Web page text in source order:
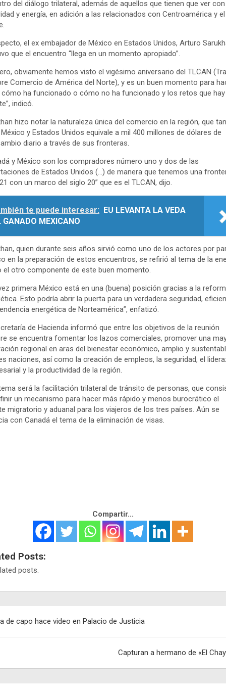
del diálogo trilateral, además de aquellos que tienen que ver con
y energía, en adición a las relacionados con Centroamérica y el
el ex embajador de México en Estados Unidos, Arturo
que el encuentro “llega en un momento apropiado”.
obviamente hemos visto el vigésimo aniversario del TLCAN
Comercio de América del Norte), y es un buen momento para
ha funcionado o cómo no ha funcionado y los retos que
indicó.
hizo notar la naturaleza única del comercio en la región, que
y Estados Unidos equivale a mil 400 millones de dólares de
diario a través de sus fronteras.
y México son los compradores número uno y dos de las
de Estados Unidos (…) de manera que tenemos una
con un marco del siglo 20” que es el TLCAN, dijo.
te puede interesar: EU LEVANTA LA VEDA
GANADO MEXICANO
quien durante seis años sirvió como uno de los actores por
en la preparación de estos encuentros, se refirió al tema de la
el otro componente de este buen momento.
primera México está en una (buena) posición gracias a la
Esto podría abrir la puerta para un verdadera seguridad,
energética de Norteamérica”, enfatizó.
de Hacienda informó que entre los objetivos de la reunión
se encuentra fomentar los lazos comerciales, promover una
regional en aras del bienestar económico, amplio y
naciones, así como la creación de empleos, la seguridad, el
y la productividad de la región.
será la facilitación trilateral de tránsito de personas, que
un mecanismo para hacer más rápido y menos burocrático el
migratorio y aduanal para los viajeros de los tres países. Aún se
con Canadá el tema de la eliminación de visas.
Compartir...
Posts:
posts.
de capo hace video en Palacio de Justicia
Capturan a hermano de «El